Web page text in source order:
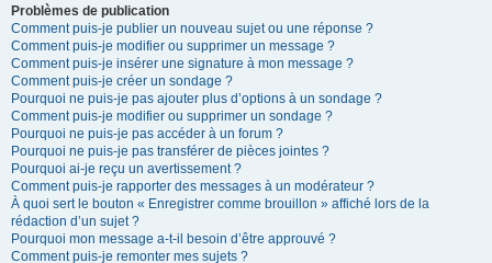
Problèmes de publication
Comment puis-je publier un nouveau sujet ou une réponse ?
Comment puis-je modifier ou supprimer un message ?
Comment puis-je insérer une signature à mon message ?
Comment puis-je créer un sondage ?
Pourquoi ne puis-je pas ajouter plus d’options à un sondage ?
Comment puis-je modifier ou supprimer un sondage ?
Pourquoi ne puis-je pas accéder à un forum ?
Pourquoi ne puis-je pas transférer de pièces jointes ?
Pourquoi ai-je reçu un avertissement ?
Comment puis-je rapporter des messages à un modérateur ?
À quoi sert le bouton « Enregistrer comme brouillon » affiché lors de la
rédaction d’un sujet ?
Pourquoi mon message a-t-il besoin d’être approuvé ?
Comment puis-je remonter mes sujets ?